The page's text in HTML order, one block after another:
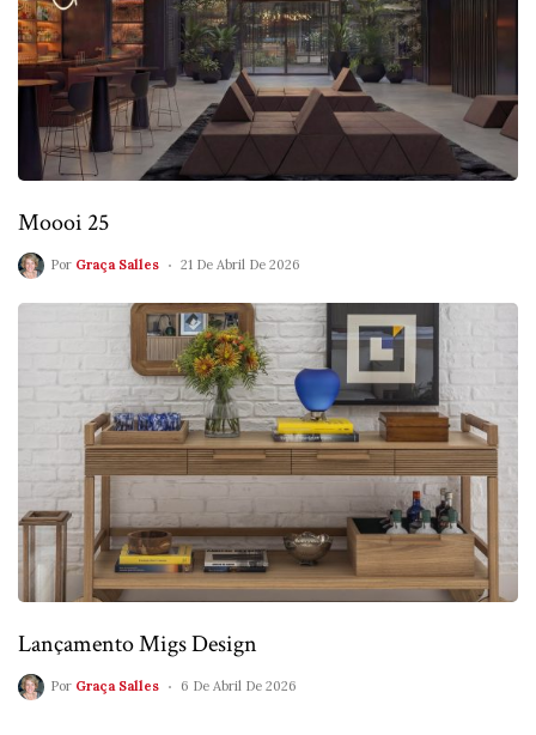
Moooi 25
Por Graça Salles 21 De Abril De 2026
Lançamento Migs Design
Por Graça Salles 6 De Abril De 2026